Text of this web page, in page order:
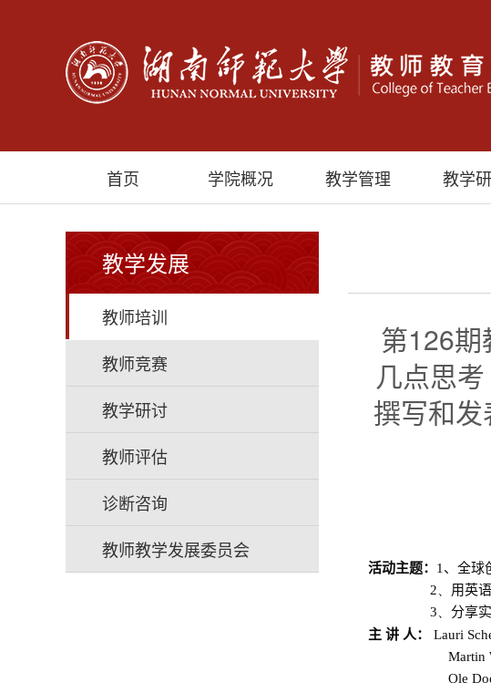
首页 学院概况 教学管理 教学
教学发展
教师培训
教师竞赛
教学研讨
教师评估
诊断咨询
教师教学发展委员会
第126
几点思
撰写和
活动主题： 1、全球
2、 用英
3、分享
主 讲 人：
Lauri
Martin
Ole